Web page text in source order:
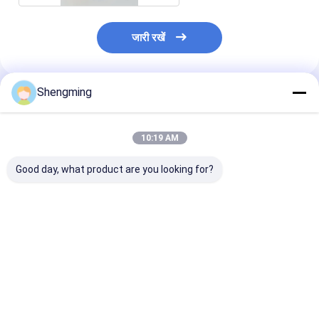
जारी रखें
अनुशंसित उत्पाद
Shengming
10:19 AM
Good day, what product are you looking for?